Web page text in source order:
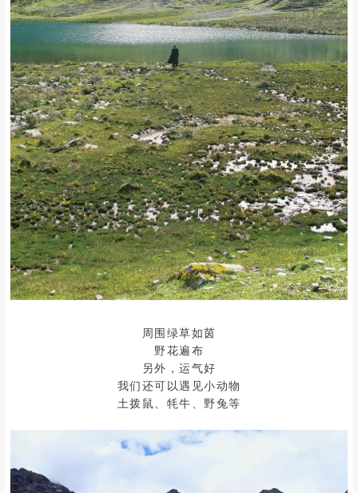
周围绿草如茵
野花遍布
另外，运气好
我们还可以遇见小动物
土拨鼠、牦牛、野兔等